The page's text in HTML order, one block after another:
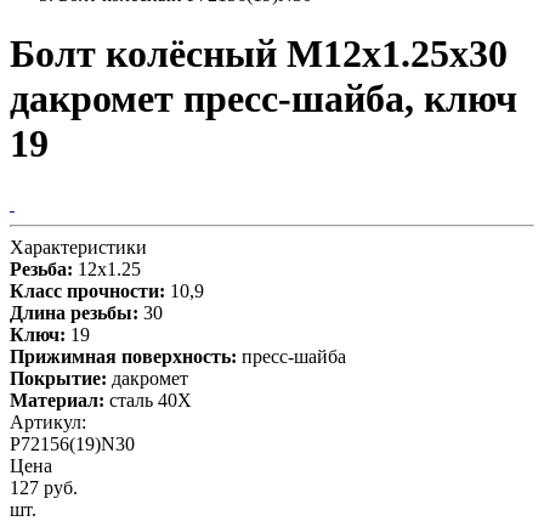
Болт колёсный М12x1.25x30
дакромет пресс-шайба, ключ
19
Характеристики
Резьба: 12x1.25
Класс прочности: 10,9
Длина резьбы: 30
Ключ: 19
Прижимная поверхность: пресс-шайба
Покрытие: дакромет
Материал: сталь 40X
Артикул:
P72156(19)N30
Цена
127 руб.
шт.